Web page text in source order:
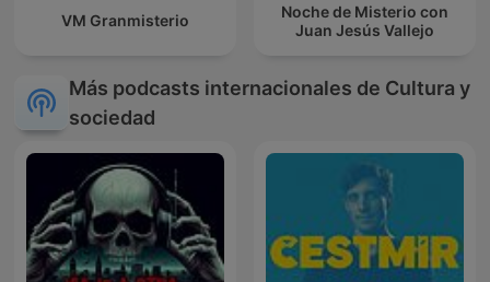
VM Granmisterio
Noche de Misterio con
Juan Jesús Vallejo
Más podcasts internacionales de Cultura y
sociedad